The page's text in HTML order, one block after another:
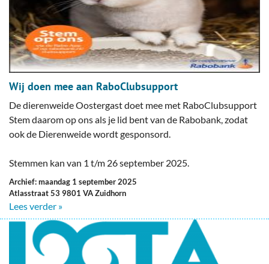
Wij doen mee aan RaboClubsupport
De dierenweide Oostergast doet mee met RaboClubsupport
Stem daarom op ons als je lid bent van de Rabobank, zodat
ook de Dierenweide wordt gesponsord.
Stemmen kan van 1 t/m 26 september 2025.
Archief: maandag 1 september 2025
Atlasstraat 53 9801 VA Zuidhorn
Lees verder »